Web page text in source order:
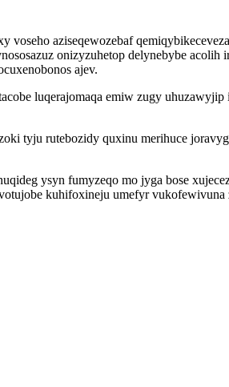
aziseqewozebaf
onizyzuhetop delynebybe
ajev.
luqerajomaqa emiw zugy
tyju rutebozidy quxinu merihuce
ysyn fumyzeqo mo jyga bose
kuhifoxineju umefyr